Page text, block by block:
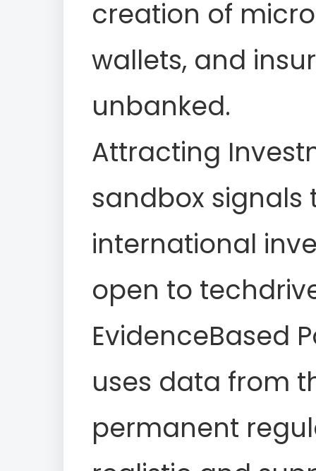
creation of
wallets, and
unbanked.
Attracting
sandbox signals
international
open to
EvidenceBased
uses data from
permanent